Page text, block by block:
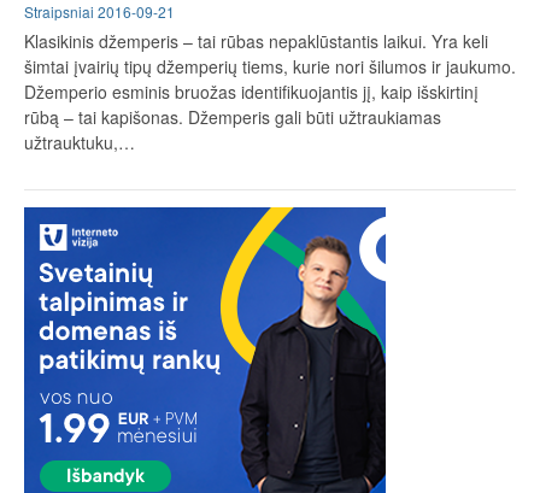
Straipsniai 2016-09-21
Klasikinis džemperis – tai rūbas nepaklūstantis laikui. Yra keli
šimtai įvairių tipų džemperių tiems, kurie nori šilumos ir jaukumo.
Džemperio esminis bruožas identifikuojantis jį, kaip išskirtinį
rūbą – tai kapišonas. Džemperis gali būti užtraukiamas
užtrauktuku,…